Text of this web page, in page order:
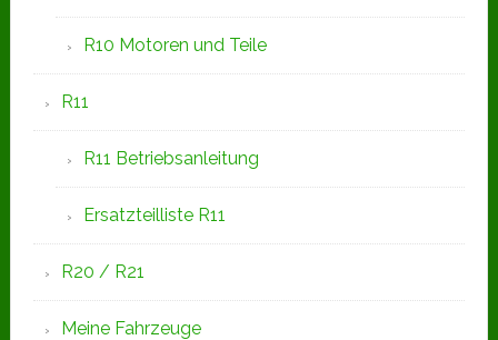
R10 Motoren und Teile
R11
R11 Betriebsanleitung
Ersatzteilliste R11
R20 / R21
Meine Fahrzeuge